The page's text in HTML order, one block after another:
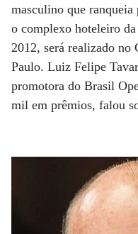
masculino que
o complexo hoteleiro
2012, será realizado no
Paulo. Luiz Felipe
promotora do Brasil
mil em prêmios, falou